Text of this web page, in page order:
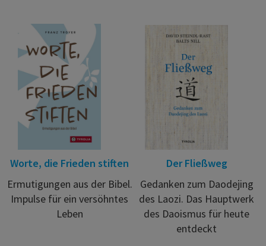
Worte, die Frieden stiften
Ermutigungen aus der Bibel.
Impulse für ein versöhntes
Leben
Der Fließweg
Gedanken zum Daodejing
des Laozi. Das Hauptwerk
des Daoismus für heute
entdeckt